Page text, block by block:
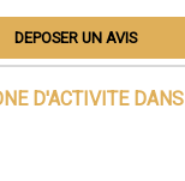
DEPOSER UN AVIS
D'ACTIVITE DANS